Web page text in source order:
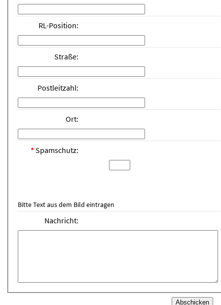
RL-Position:
Straße:
Postleitzahl:
Ort:
* Spamschutz:
Bitte Text aus dem Bild eintragen
Nachricht: